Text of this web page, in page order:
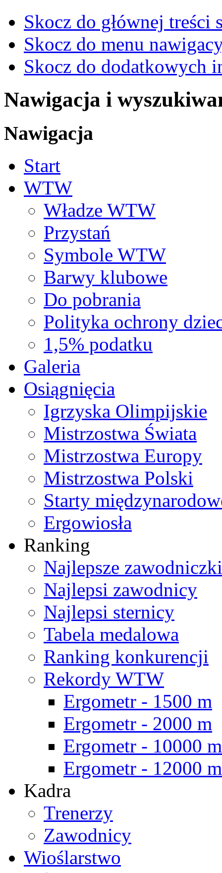
Skocz do głównej treści
Skocz do menu
Skocz do dodatkowych
Nawigacja i
Nawigacja
Start
WTW
Władze WTW
Przystań
Symbole WTW
Barwy klubowe
Do pobrania
Polityka ochrony
1,5% podatku
Galeria
Osiągnięcia
Igrzyska Olimpijskie
Mistrzostwa Świata
Mistrzostwa Europy
Mistrzostwa Polski
Starty
Ergowiosła
Ranking
Najlepsze zawodniczki
Najlepsi zawodnicy
Najlepsi sternicy
Tabela medalowa
Ranking konkurencji
Rekordy WTW
Ergometr - 1500 m
Ergometr - 2000 m
Ergometr - 10000 m
Ergometr - 12000 m
Kadra
Trenerzy
Zawodnicy
Wioślarstwo